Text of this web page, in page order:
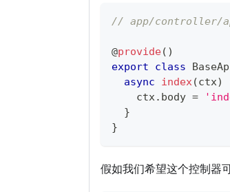
// app/controller/
@provide( )
export
class
async
index(ctx)
    ctx
. body =
}
}
假如我们希望这个控制器